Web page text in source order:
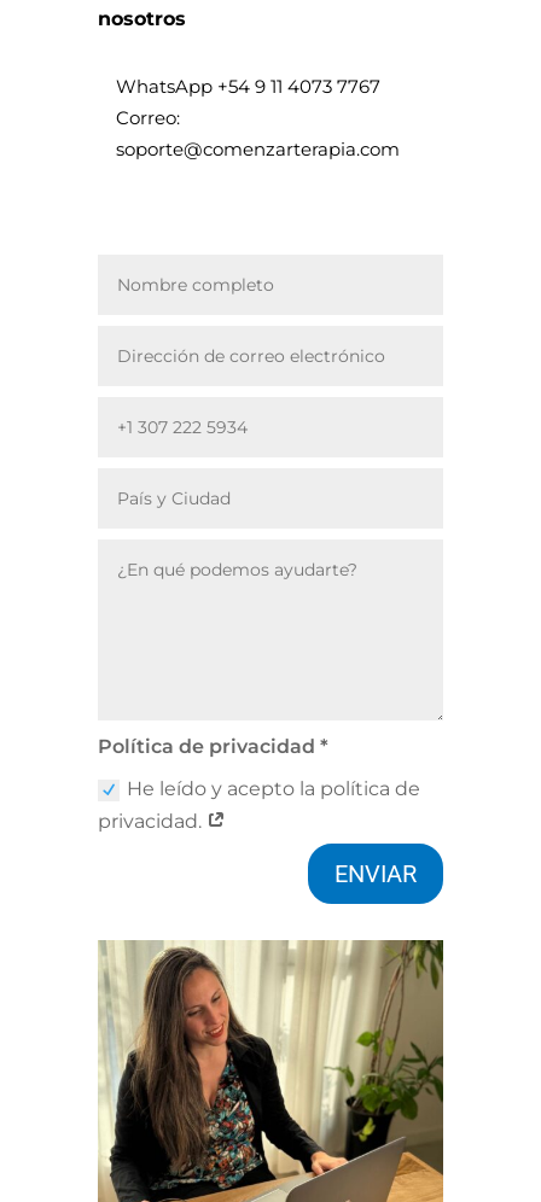
nosotros
WhatsApp +54 9 11 4073 7767
Correo:
soporte@comenzarterapia.com
Política de privacidad *
He leído y acepto la política de
privacidad.
ENVIAR